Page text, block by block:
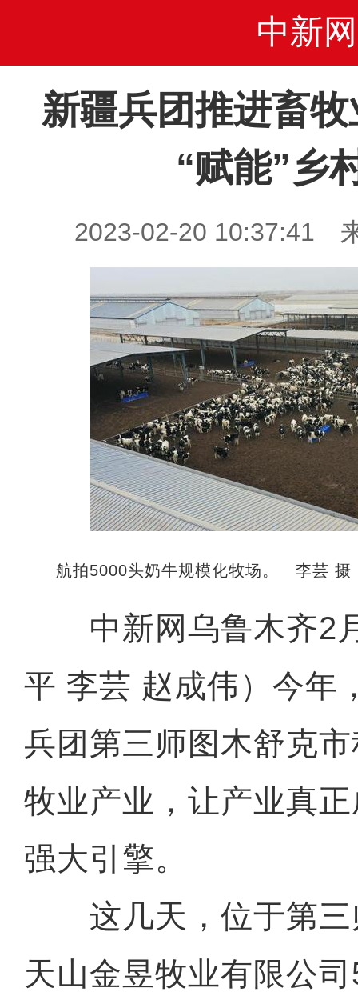
中新网
新疆兵团推进畜
“赋能”乡
2023-02-20 10:37:41
航拍5000头奶牛规模化牧场。 李芸 摄
中新网乌鲁木齐2
平 李芸 赵成伟）今年
兵团第三师图木舒克
牧业产业，让产业真
强大引擎。
这几天，位于第三
天山金昱牧业有限公